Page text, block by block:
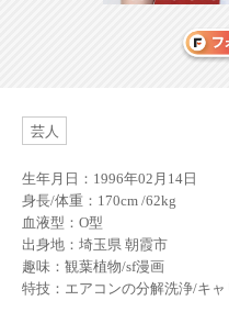
芸人
生年月日：1996年02月14日
身長/体重：170cm /62kg
血液型：O型
出身地：埼玉県 朝霞市
趣味：観葉植物/sf漫画
特技：エアコンの分解洗浄/キ